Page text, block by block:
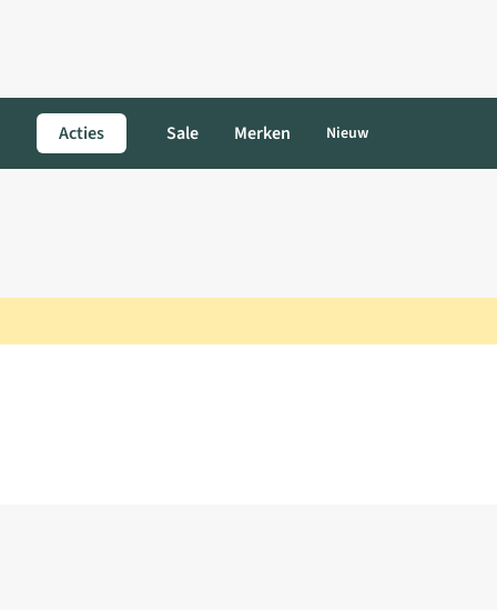
Acties Sale Merken Nieuw